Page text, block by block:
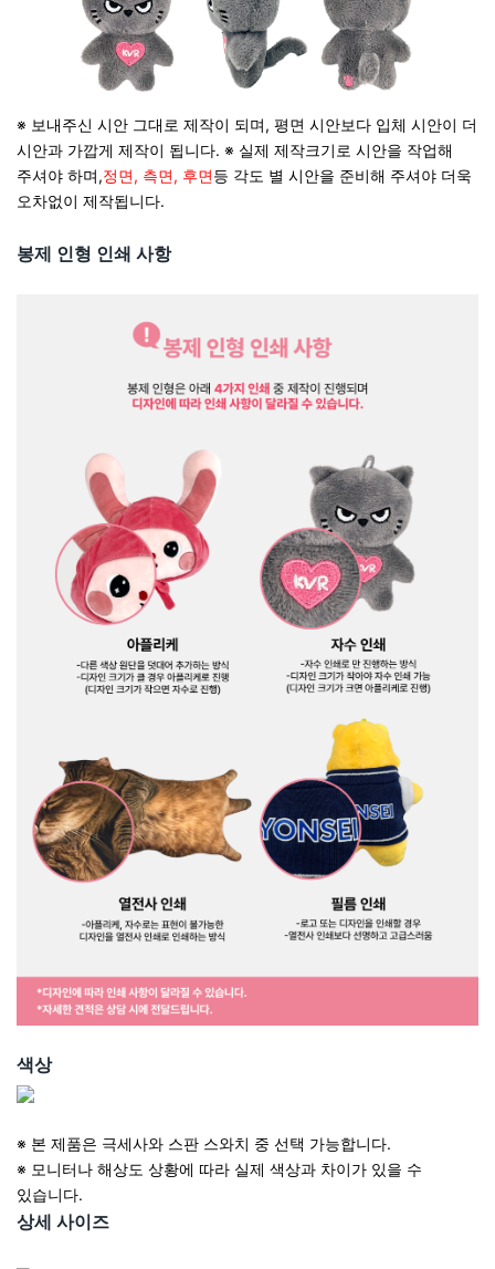
※ 보내주신 시안 그대로 제작이 되며, 평면 시안보다 입체 시안이 더
시안과 가깝게 제작이 됩니다. ※ 실제 제작크기로 시안을 작업해
주셔야 하며,​정면, 측면, 후면​등 각도 별 시안을 준비해 주셔야 더욱
오차없이 제작됩니다.
봉제 인형 인쇄 사항
색상
※ 본 제품은 극세사와 스판 스와치 중 선택 가능합니다.
※ 모니터나 해상도 상황에 따라 실제 색상과 차이가 있을 수
있습니다.
상세 사이즈